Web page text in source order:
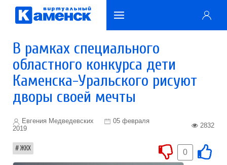
В рамках специального
областного конкурса дети
Каменска-Уральского рисуют
дворы своей мечты
Евгения Медведевских
05 февраля
2019
2832
ЖКХ 0